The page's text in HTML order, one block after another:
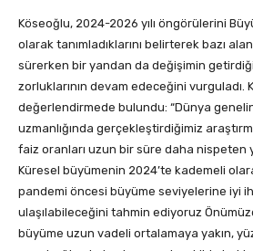
Köseoğlu, 2024-2026 yılı öngörülerini
olarak tanımladıklarını belirterek bazı
sürerken bir yandan da değişimin
zorluklarının devam edeceğini vurguladı.
değerlendirmede bulundu: “Dünya
uzmanlığında gerçekleştirdiğimiz
faiz oranları uzun bir süre daha nispeten
Küresel büyümenin 2024’te kademeli
pandemi öncesi büyüme seviyelerine iyi
ulaşılabileceğini tahmin ediyoruz
büyüme uzun vadeli ortalamaya yakın,